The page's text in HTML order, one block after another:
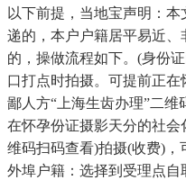
以下前提，当地宝声明：
递的，本户户籍居平易近
的，操做流程如下。(身份
口打点时拍摄。可提前正
鄙人方“上海生齿办理”二
在怀孕份证摄影天分的社会
维码扫码查看)拍摄(收费)，
外埠户籍：选择到受理点